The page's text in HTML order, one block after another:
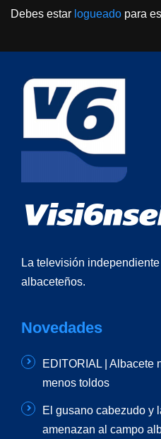
Debes estar logueado para
La televisión
albaceteños.
Novedades
EDITORIAL | Albacete
menos toldos
El gusano cabezudo y
amenazan al campo